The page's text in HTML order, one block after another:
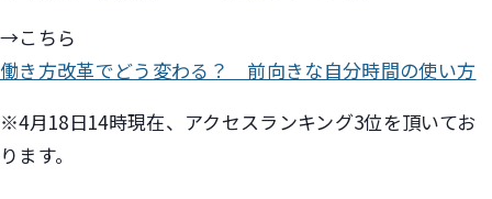
→こちら
働き方改革でどう変わる？ 前向きな自分時間の使い方
※4月18日14時現在、アクセスランキング3位を頂いてお
ります。